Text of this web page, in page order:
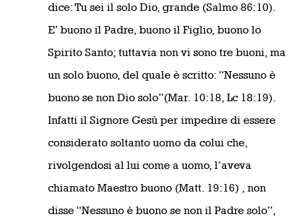
dice: Tu sei il solo Dio, grande (Salmo 86:10).
E’ buono il Padre, buono il Figlio, buono lo
Spirito Santo; tuttavia non vi sono tre buoni, ma
un solo buono, del quale è scritto: “Nessuno è
buono se non Dio solo”(Mar. 10:18, Lc 18:19).
Infatti il Signore Gesù per impedire di essere
considerato soltanto uomo da colui che,
rivolgendosi al lui come a uomo, l’aveva
chiamato Maestro buono (Matt. 19:16) , non
disse “Nessuno è buono se non il Padre solo”,